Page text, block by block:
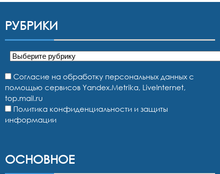
РУБРИКИ
Рубрики
Согласие на обработку персональных данных с
помощью сервисов Yandex.Metrika, LiveInternet,
top.mail.ru
Политика конфиденциальности и защиты
информации
ОСНОВНОЕ